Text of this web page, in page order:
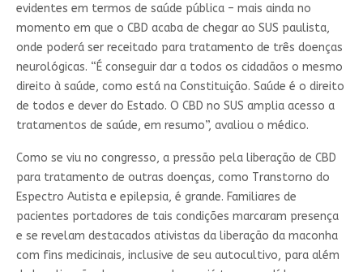
evidentes em termos de saúde pública – mais ainda no
momento em que o CBD acaba de chegar ao SUS paulista,
onde poderá ser receitado para tratamento de três doenças
neurológicas. “É conseguir dar a todos os cidadãos o mesmo
direito à saúde, como está na Constituição. Saúde é o direito
de todos e dever do Estado. O CBD no SUS amplia acesso a
tratamentos de saúde, em resumo”, avaliou o médico.
Como se viu no congresso, a pressão pela liberação de CBD
para tratamento de outras doenças, como Transtorno do
Espectro Autista e epilepsia, é grande. Familiares de
pacientes portadores de tais condições marcaram presença
e se revelam destacados ativistas da liberação da maconha
com fins medicinais, inclusive de seu autocultivo, para além